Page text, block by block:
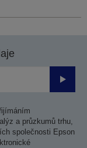
a průzkumů trhu,
společnosti Epson